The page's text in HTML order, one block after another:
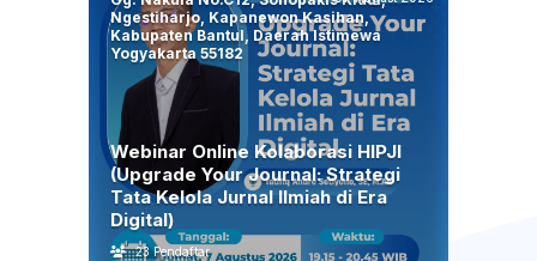
Ngestiharjo, Kapanewon Kasihan,
Kabupaten Bantul, Daerah Istimewa
Yogyakarta 55182
Webinar Online Kolaborasi HIPJI
(Upgrade Your Journal: Strategi
Tata Kelola Jurnal Ilmiah di Era
Digital)
23 Pendaftar